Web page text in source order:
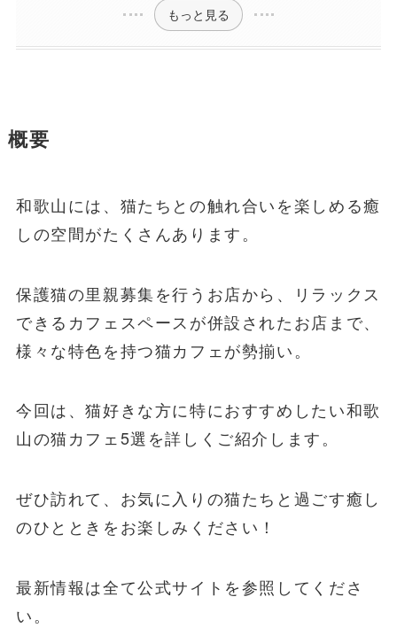
もっと見る
概要
和歌山には、猫たちとの触れ合いを楽しめる癒
しの空間がたくさんあります。
保護猫の里親募集を行うお店から、リラックス
できるカフェスペースが併設されたお店まで、
様々な特色を持つ猫カフェが勢揃い。
今回は、猫好きな方に特におすすめしたい和歌
山の猫カフェ5選を詳しくご紹介します。
ぜひ訪れて、お気に入りの猫たちと過ごす癒し
のひとときをお楽しみください！
最新情報は全て公式サイトを参照してくださ
い。